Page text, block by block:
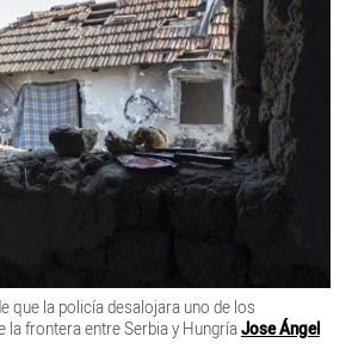
que la policía desalojara uno de los
la frontera entre Serbia y HungríaJose Ángel